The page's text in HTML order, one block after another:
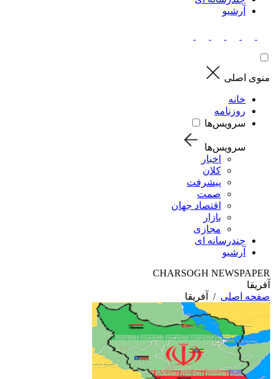
آرشیو
منوی اصلی
خانه
روزنامه
سرویس‌ها
سرویس‌ها
اخبار
کلان
پیشرفت
صمت
اقتصاد جهان
بازار
مجازی
چندرسانه ای
آرشیو
CHARSOGH NEWSPAPER
آفریقا
صفحه اصلی / آفریقا